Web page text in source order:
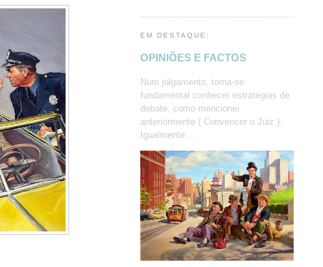
EM DESTAQUE:
OPINIÕES E FACTOS
Num julgamento, torna-se
fundamental conhecer estratégias de
debate, como mencionei
anteriormente ( Convencer o Juiz ).
Igualmente ...